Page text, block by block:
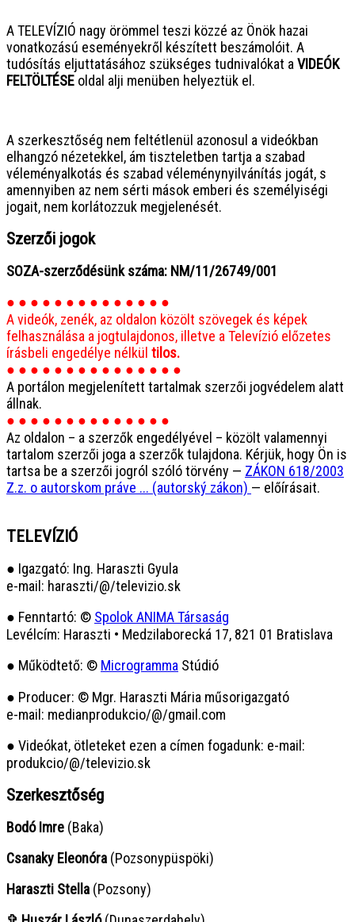
A TELEVÍZIÓ nagy örömmel teszi közzé az Önök hazai
vonatkozású eseményekről készített beszámolóit. A
tudósítás eljuttatásához szükséges tudnivalókat a VIDEÓK
FELTÖLTÉSE oldal alji menüben helyeztük el.
A szerkesztőség nem feltétlenül azonosul a videókban
elhangzó nézetekkel, ám tiszteletben tartja a szabad
véleményalkotás és szabad véleménynyilvánítás jogát, s
amennyiben az nem sérti mások emberi és személyiségi
jogait, nem korlátozzuk megjelenését.
Szerzői jogok
SOZA-szerződésünk száma: NM/11/26749/001
● ● ● ● ● ● ● ● ● ● ● ● ● ●
A videók, zenék, az oldalon közölt szövegek és képek
felhasználása a jogtulajdonos, illetve a Televízió előzetes
írásbeli engedélye nélkül tilos.
● ● ● ● ● ● ● ● ● ● ● ● ● ● ●
A portálon megjelenített tartalmak szerzői jogvédelem alatt
állnak.
● ● ● ● ● ● ● ● ● ● ● ● ● ●
Az oldalon – a szerzők engedélyével – közölt valamennyi
tartalom szerzői joga a szerzők tulajdona. Kérjük, hogy Ön is
tartsa be a szerzői jogról szóló törvény — ZÁKON 618/2003
Z.z. o autorskom práve ... (autorský zákon) — előírásait.
TELEVÍZIÓ
● Igazgató: Ing. Haraszti Gyula
e-mail: haraszti/@/televizio.sk
● Fenntartó: © Spolok ANIMA Társaság
Levélcím: Haraszti • Medzilaborecká 17, 821 01 Bratislava
● Működtető: © Microgramma Stúdió
● Producer: © Mgr. Haraszti Mária műsorigazgató
e-mail: medianprodukcio/@/gmail.com
● Videókat, ötleteket ezen a címen fogadunk: e-mail:
produkcio/@/televizio.sk
Szerkesztőség
Bodó Imre (Baka)
Csanaky Eleonóra (Pozsonypüspöki)
Haraszti Stella (Pozsony)